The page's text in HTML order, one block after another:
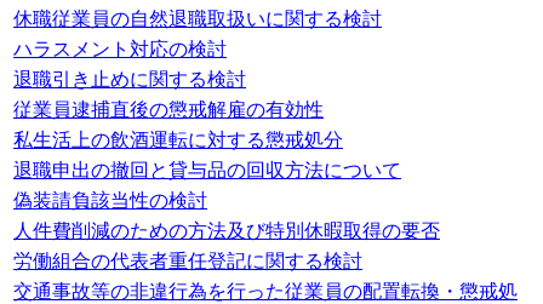
休職従業員の自然退職取扱いに関する検討
ハラスメント対応の検討
退職引き止めに関する検討
従業員逮捕直後の懲戒解雇の有効性
私生活上の飲酒運転に対する懲戒処分
退職申出の撤回と貸与品の回収方法について
偽装請負該当性の検討
人件費削減のための方法及び特別休暇取得の要否
労働組合の代表者重任登記に関する検討
交通事故等の非違行為を行った従業員の配置転換・懲戒処